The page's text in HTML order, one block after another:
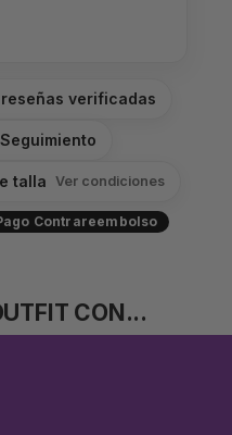
reseñas verificadas
talla Ver condiciones
Contrareembolso
CON...